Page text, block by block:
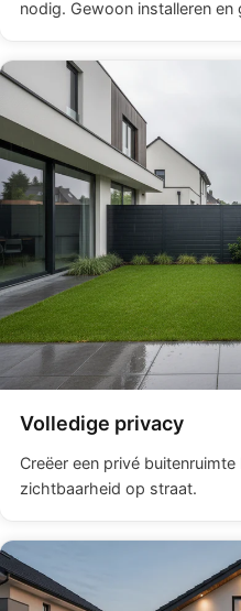
nodig. Gewoon installeren en
Volledige privacy
Creëer een privé
zichtbaarheid op straat.